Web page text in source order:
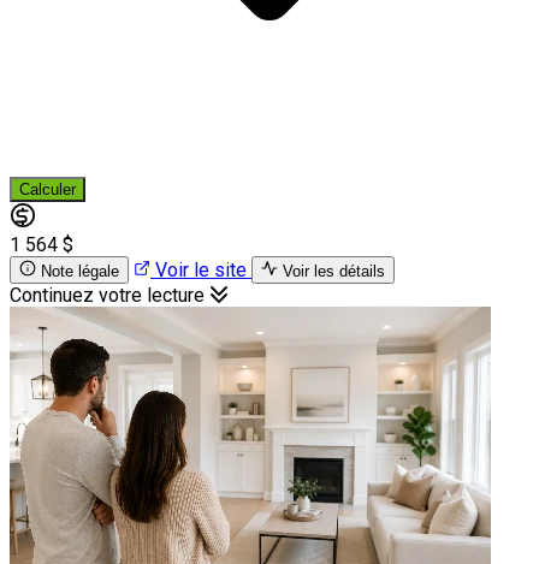
Calculer
1 564 $
Note légale Voir le site Voir les détails
Continuez votre lecture